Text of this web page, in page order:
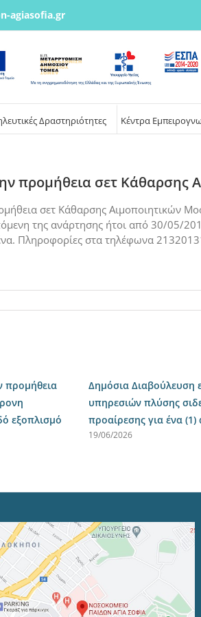
agiasofia.gr
Δραστηριότητες Κέντρα
προμήθεια σετ
σετ Κάθαρσης Αιμοποιητικών
της ανάρτησης ήτοι από 30/05/
Πληροφορίες στα τηλέφωνα
προμήθεια
εξοπλισμό
Δημόσια Διαβούλευση
υπηρεσιών πλύσης
προαίρεσης για ένα (1)
19/06/2026